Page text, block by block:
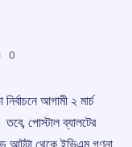
0
আগামী ২ মার্চ
পোস্টাল ব্যালটের